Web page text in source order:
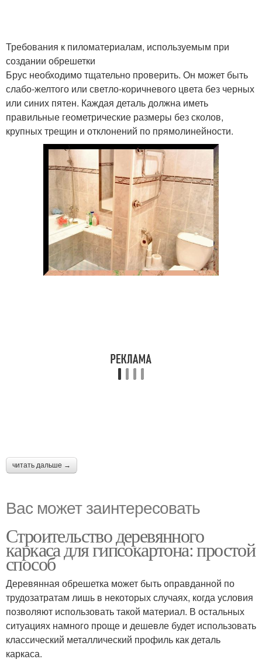
Требования к пиломатериалам, используемым при
создании обрешетки
Брус необходимо тщательно проверить. Он может быть
слабо-желтого или светло-коричневого цвета без черных
или синих пятен. Каждая деталь должна иметь
правильные геометрические размеры без сколов,
крупных трещин и отклонений по прямолинейности.
читать дальше →
Вас может заинтересовать
Строительство деревянного
каркаса для гипсокартона: простой
способ
Деревянная обрешетка может быть оправданной по
трудозатратам лишь в некоторых случаях, когда условия
позволяют использовать такой материал. В остальных
ситуациях намного проще и дешевле будет использовать
классический металлический профиль как деталь
каркаса.